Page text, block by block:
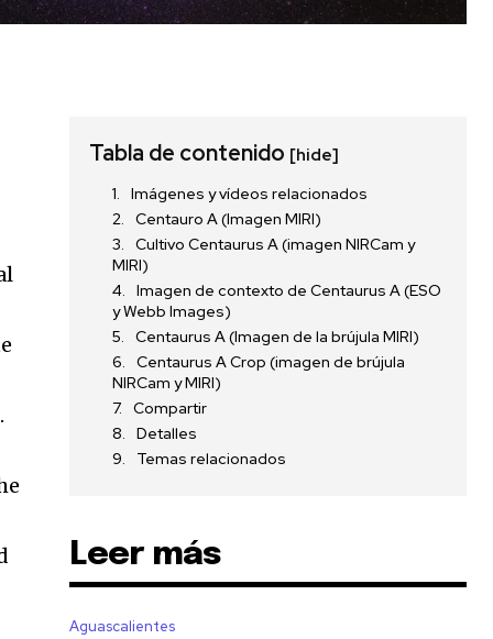
Tabla de contenido [hide]
Imágenes y vídeos relacionados
Centauro A (Imagen MIRI)
Cultivo Centaurus A (imagen NIRCam y
MIRI)
Imagen de contexto de Centaurus A (ESO
y Webb Images)
Centaurus A (Imagen de la brújula MIRI)
Centaurus A Crop (imagen de brújula
NIRCam y MIRI)
Compartir
Detalles
Temas relacionados
Leer más
Aguascalientes